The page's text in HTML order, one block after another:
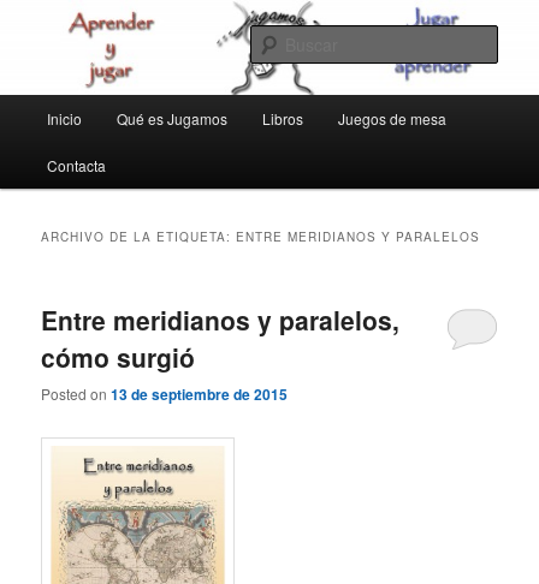
jugamos
aprender y jugar
principal
Inicio Qué es Jugamos Libros Juegos de mesa
Contacta
ARCHIVO DE LA ETIQUETA: ENTRE MERIDIANOS Y PARALELOS
Entre meridianos y paralelos,
cómo surgió
Posted on13 de septiembre de 2015